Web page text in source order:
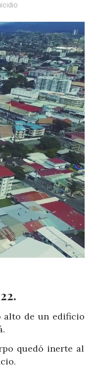
alto de un edificio
quedó inerte al